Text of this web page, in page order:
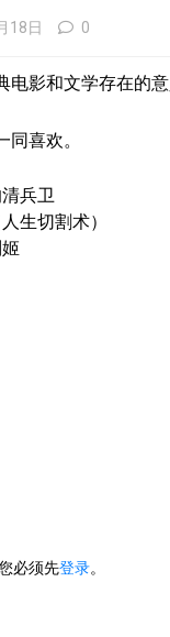
18日 0
电影和文学存在的
喜欢。
兵卫
生切割术）
必须先登录。